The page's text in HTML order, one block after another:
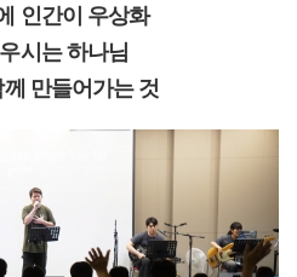
인간이 우상화
시는 하나님
만들어가는 것